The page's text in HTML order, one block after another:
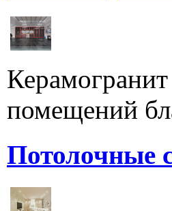
помещений
Потолочные